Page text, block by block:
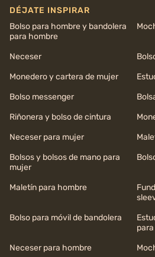
DÉJATE INSPIRAR
Bolso para hombre y bandolera
para hombre
Neceser
Monedero y cartera de mujer
Bolso messenger
Riñonera y bolso de cintura
Neceser para mujer
Bolsos y bolsos de mano para
mujer
Maletín para hombre
Bolso para móvil de bandolera
Neceser para hombre